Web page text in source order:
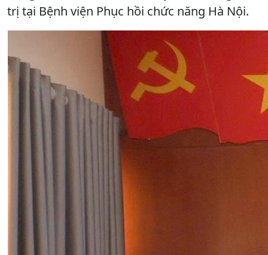
trị tại Bệnh viện Phục hồi chức năng Hà Nội.